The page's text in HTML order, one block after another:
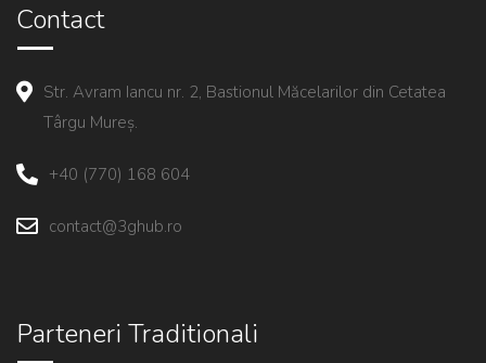
Contact
Str. Avram Iancu nr. 2, Bastionul Măcelarilor din Cetatea
Târgu Mureș.
+40 (770) 168 604
contact@3ghub.ro
Parteneri Traditionali